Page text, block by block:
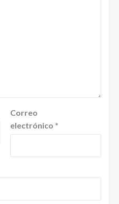
Correo
electrónico *